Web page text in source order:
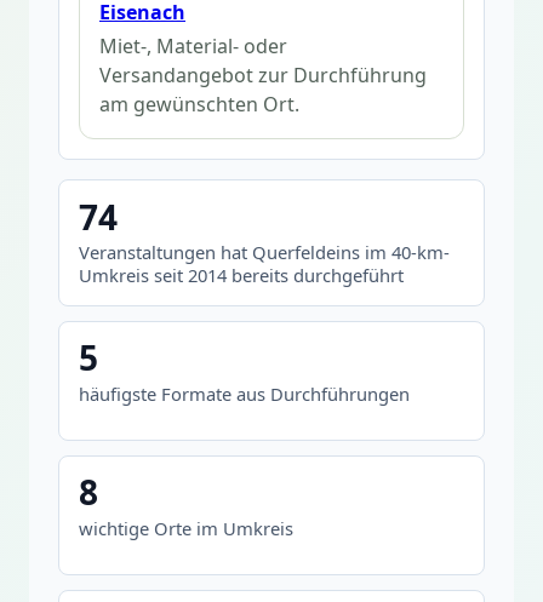
Eisenach
Miet-, Material- oder
Versandangebot zur Durchführung
am gewünschten Ort.
74
Veranstaltungen hat Querfeldeins im 40-km-
Umkreis seit 2014 bereits durchgeführt
5
häufigste Formate aus Durchführungen
8
wichtige Orte im Umkreis